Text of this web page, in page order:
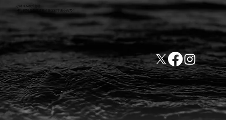
小林ゴム株式会社
441-8016 愛知県豊橋市新栄町字東小向76-1
TEL:0532-31-4646
FAX:0532-32-6810
​会社概要
​利用規約